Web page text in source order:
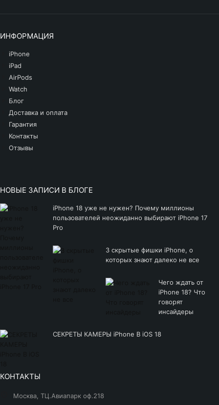
ИНФОРМАЦИЯ
iPhone
iPad
AirPods
Watch
Блог
Доставка и оплата
Гарантия
Контакты
Отзывы
НОВЫЕ ЗАПИСИ В БЛОГЕ
iPhone 18 уже не нужен? Почему миллионы
пользователей неожиданно выбирают iPhone 17
Pro
3 скрытые фишки iPhone, о
которых знают далеко не все
Чего ждать от
iPhone 18? Что
говорят
инсайдеры
СЕКРЕТЫ КАМЕРЫ iPhone В iOS 18
КОНТАКТЫ
Москва, ТЦ.Авиапарк оф.218